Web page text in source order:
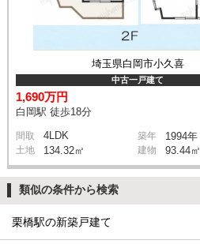
埼玉県白岡市小久喜
中古一戸建て
1,690万円
白岡駅 徒歩18分
間取 4LDK 築年 1994年
土地 134.32㎡ 建物 93.44㎡
類似の条件から検索
栗橋駅の新築戸建て